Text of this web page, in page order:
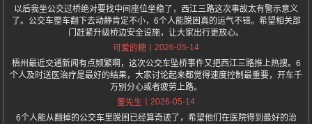
以后我坐公交过桥绝对要找中间座位坐稳了，西江三路这次事故太有警示意义
了。公交车整车翻下去动静肯定不小，6个人能脱困真的运气不错。希望相关部
门赶紧升级桥边安全设施，让大家出行更放心。
可爱的糖
2026-05-14
梧州最近交通新闻有点频繁啊，这次公交车坠桥事件又把西江三路推上热搜。6
个人及时送医治疗是最好的结果，大家讨论起来都觉得速度控制最重要，开车千
万别分心或者疲劳上路。
董先生
2026-05-14
6个人能从翻掉的公交车里脱困已经算奇迹了，希望他们在医院得到最好的治